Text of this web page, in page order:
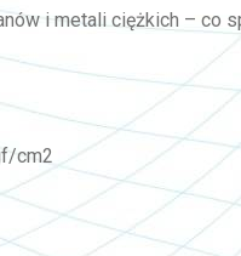
i metali ciężkich –
cm2